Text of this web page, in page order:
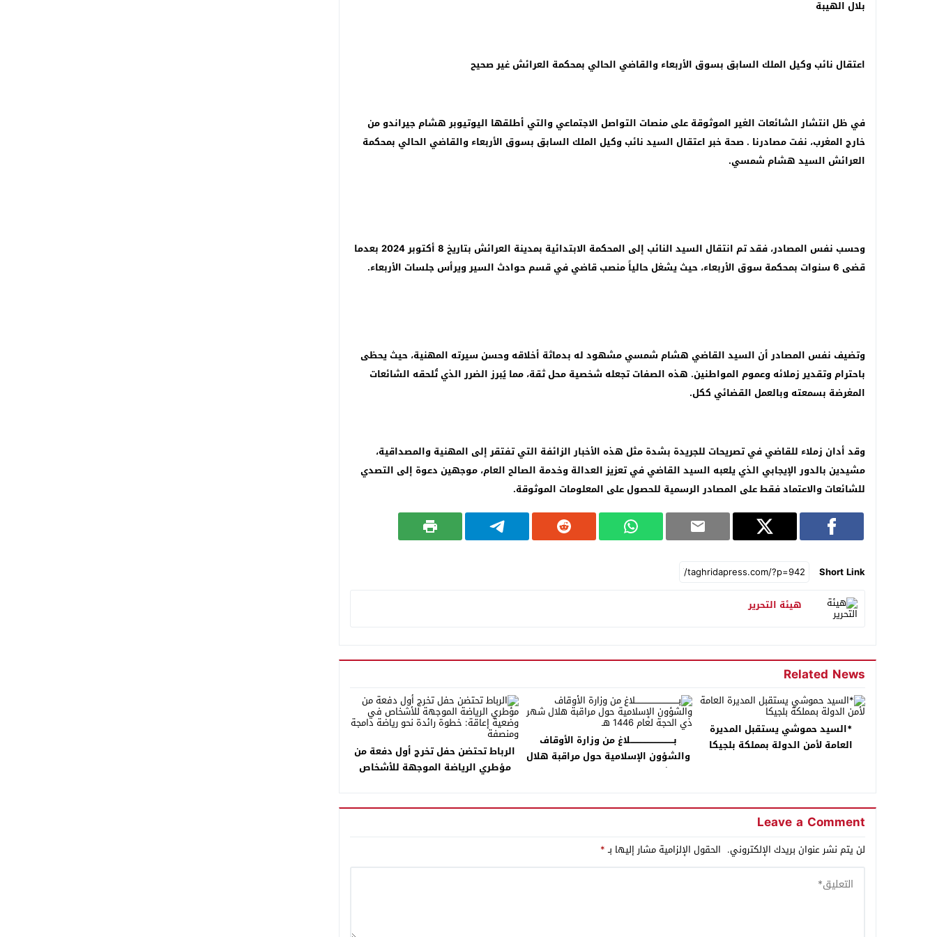
بلال الهيبة
اعتقال نائب وكيل الملك السابق بسوق الأربعاء والقاضي الحالي بمحكمة العرائش غير صحيح
في ظل انتشار الشائعات الغير الموثوقة على منصات التواصل الاجتماعي والتي أطلقها اليوتيوبر هشام جيراندو من
خارج المغرب، نفت مصادرنا . صحة خبر اعتقال السيد نائب وكيل الملك السابق بسوق الأربعاء والقاضي الحالي بمحكمة
العرائش السيد هشام شمسي.
وحسب نفس المصادر، فقد تم انتقال السيد النائب إلى المحكمة الابتدائية بمدينة العرائش بتاريخ 8 أكتوبر 2024 بعدما
قضى 6 سنوات بمحكمة سوق الأربعاء، حيث يشغل حالياً منصب قاضي في قسم حوادث السير ويرأس جلسات الأربعاء.
وتضيف نفس المصادر أن السيد القاضي هشام شمسي مشهود له بدماثة أخلاقه وحسن سيرته المهنية، حيث يحظى
باحترام وتقدير زملائه وعموم المواطنين. هذه الصفات تجعله شخصية محل ثقة، مما يُبرز الضرر الذي تُلحقه الشائعات
المغرضة بسمعته وبالعمل القضائي ككل.
وقد أدان زملاء للقاضي في تصريحات للجريدة بشدة مثل هذه الأخبار الزائفة التي تفتقر إلى المهنية والمصداقية،
مشيدين بالدور الإيجابي الذي يلعبه السيد القاضي في تعزيز العدالة وخدمة الصالح العام، موجهين دعوة إلى التصدي
للشائعات والاعتماد فقط على المصادر الرسمية للحصول على المعلومات الموثوقة.
Short Link
هيئة التحرير
Related News
*السيد حموشي يستقبل المديرة
العامة لأمن الدولة بمملكة بلجيكا
بـــــــــــــــــــــــــــــــلاغ من وزارة الأوقاف
والشؤون الإسلامية حول مراقبة هلال
شهر ذي الحجة لعام 1446 هـ
الرباط تحتضن حفل تخرج أول دفعة من
مؤطري الرياضة الموجهة للأشخاص
Leave a Comment
لن يتم نشر عنوان بريدك الإلكتروني. الحقول الإلزامية مشار إليها بـ*